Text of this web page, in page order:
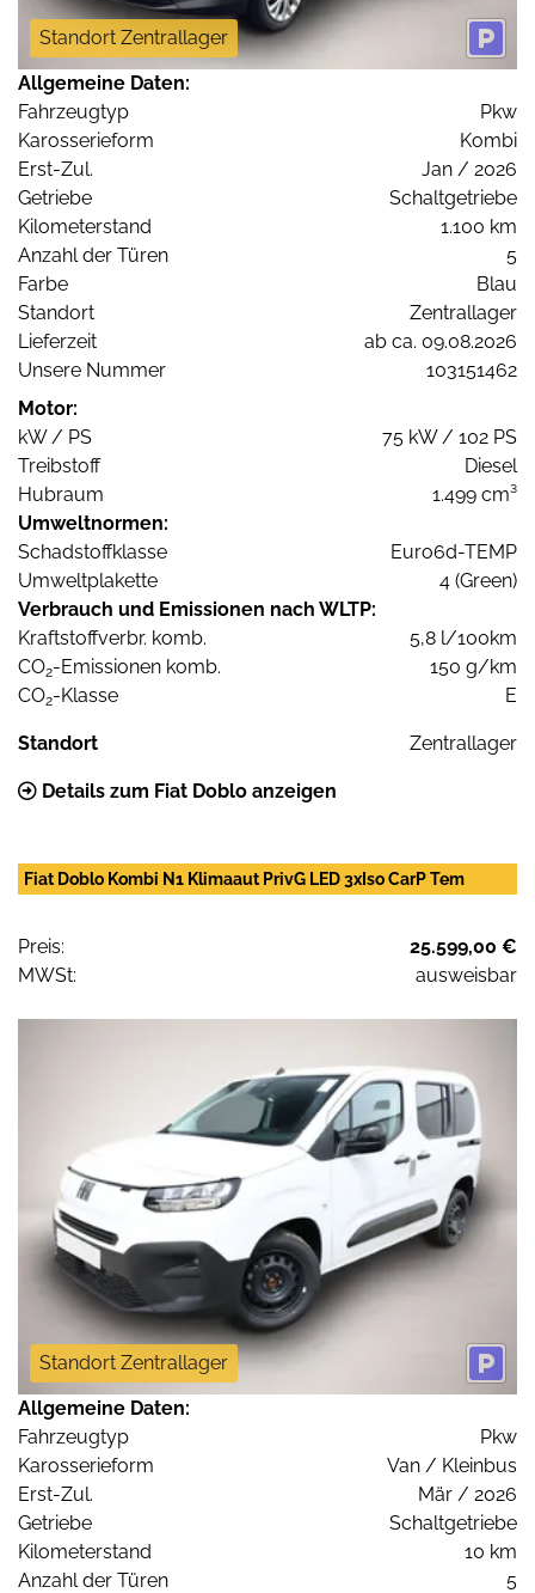
Standort Zentrallager
Allgemeine Daten:
Fahrzeugtyp
Pkw
Karosserieform
Kombi
Erst-Zul.
Jan / 2026
Getriebe
Schaltgetriebe
Kilometerstand
1.100 km
Anzahl der Türen
5
Farbe
Blau
Standort
Zentrallager
Lieferzeit
ab ca. 09.08.2026
Unsere Nummer
103151462
Motor:
kW / PS
75 kW / 102 PS
Treibstoff
Diesel
Hubraum
1.499 cm³
Umweltnormen:
Schadstoffklasse
Euro6d-TEMP
Umweltplakette
4 (Green)
Verbrauch und Emissionen nach WLTP:
Kraftstoffverbr. komb.
5,8 l/100km
CO2-Emissionen komb.
150 g/km
CO2-Klasse E
Standort Zentrallager
Details zum Fiat Doblo anzeigen
Fiat Doblo Kombi N1 Klimaaut PrivG LED 3xIso CarP Tem
Preis:
25.599,00 €
MWSt:
ausweisbar
Standort Zentrallager
Allgemeine Daten:
Fahrzeugtyp
Pkw
Karosserieform
Van / Kleinbus
Erst-Zul.
Mär / 2026
Getriebe
Schaltgetriebe
Kilometerstand
10 km
Anzahl der Türen
5